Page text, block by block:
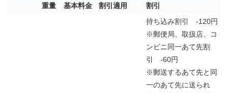
重量 基本料金 割引適用 割引
持ち込み割引 -120円
※郵便局、取扱店、コ
ンビニ同一あて先割
引 -60円
※郵送するあて先と同
一のあて先に送られ